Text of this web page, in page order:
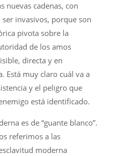
nuevas cadenas, con
invasivos, porque son
pivota sobre la
de los amos
directa y en
Está muy claro cuál va a
y el peligro que
está identificado.
es de “guante blanco”.
referimos a las
moderna